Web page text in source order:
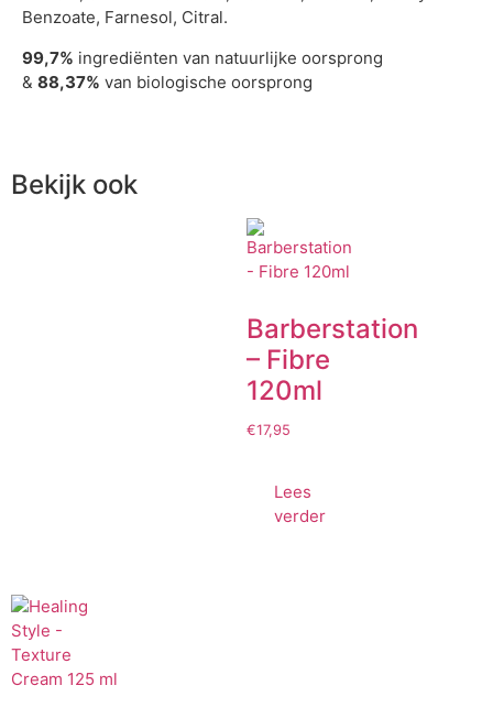
Benzoate, Farnesol, Citral.
99,7% ingrediënten van natuurlijke oorsprong
& 88,37% van biologische oorsprong
Bekijk ook
Barberstation
– Fibre
120ml
€17,95
Lees
verder